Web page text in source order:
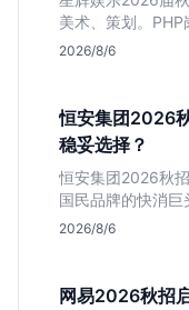
美术、策划。
面议。适合想接触
2026/8/6
恒安集团2026
稳妥选择？
恒安集团2026秋
国民品牌的快消巨
深度解析管培生项
2026/8/6
网易2026秋招